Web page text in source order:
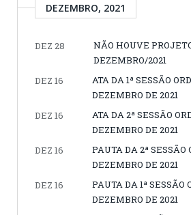
DEZEMBRO, 2021
DEZ 28
NÃO HOUVE
DEZEMBRO/2021
DEZ 16
ATA DA 1ª SESSÃO
DEZEMBRO DE 2021
DEZ 16
ATA DA 2ª SESSÃO
DEZEMBRO DE 2021
DEZ 16
PAUTA DA 2ª SESSÃO
DEZEMBRO DE 2021
DEZ 16
PAUTA DA 1ª SESSÃO
DEZEMBRO DE 2021